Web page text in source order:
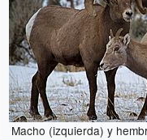
Macho (izquierda) y